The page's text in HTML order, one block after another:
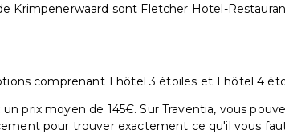
Krimpenerwaard sont Fletcher Hotel-
comprenant 1 hôtel 3 étoiles et 1 hôtel 4
prix moyen de 145€. Sur Traventia, vous
pour trouver exactement ce qu'il vous